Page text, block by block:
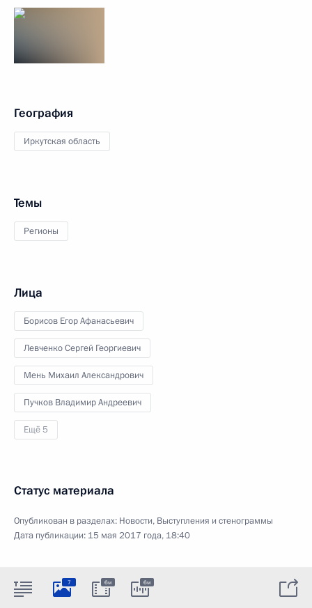
География
Иркутская область
Темы
Регионы
Лица
Борисов Егор Афанасьевич
Левченко Сергей Георгиевич
Мень Михаил Александрович
Пучков Владимир Андреевич
Ещё 5
Статус материала
Опубликован в разделах: Новости, Выступления и стенограммы
Дата публикации: 15 мая 2017 года, 18:40
7 6м 6м